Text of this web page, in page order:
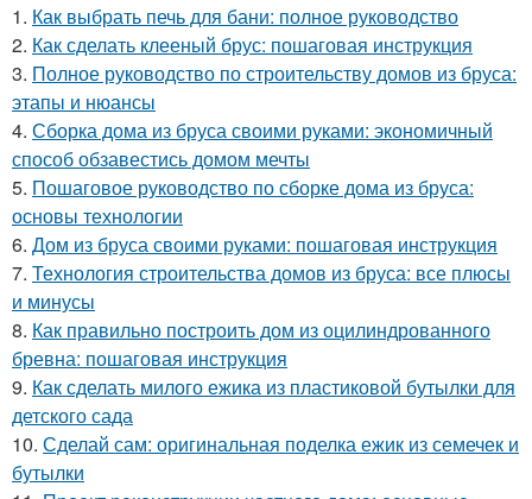
1. Как выбрать печь для бани: полное руководство
2. Как сделать клееный брус: пошаговая инструкция
3. Полное руководство по строительству домов из бруса:
этапы и нюансы
4. Сборка дома из бруса своими руками: экономичный
способ обзавестись домом мечты
5. Пошаговое руководство по сборке дома из бруса:
основы технологии
6. Дом из бруса своими руками: пошаговая инструкция
7. Технология строительства домов из бруса: все плюсы
и минусы
8. Как правильно построить дом из оцилиндрованного
бревна: пошаговая инструкция
9. Как сделать милого ежика из пластиковой бутылки для
детского сада
10. Сделай сам: оригинальная поделка ежик из семечек и
бутылки